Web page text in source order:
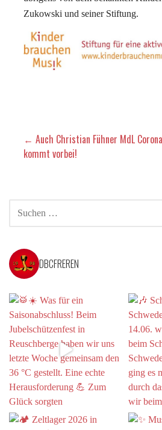
Zukowski und seiner Stiftung.
Beitragsnavigation
← Auch Christian Fühner MdL
kommt vorbei!
NACH:
DBCFREREN